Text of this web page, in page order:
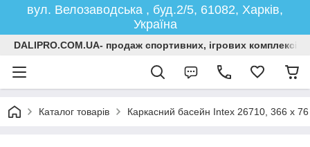
вул. Велозаводська , буд.2/5, 61082, Харків,
Україна
DALIPRO.COM.UA- продаж спортивних, ігрових
Каталог товарів Каркасний басейн Intex 26710, 366 х